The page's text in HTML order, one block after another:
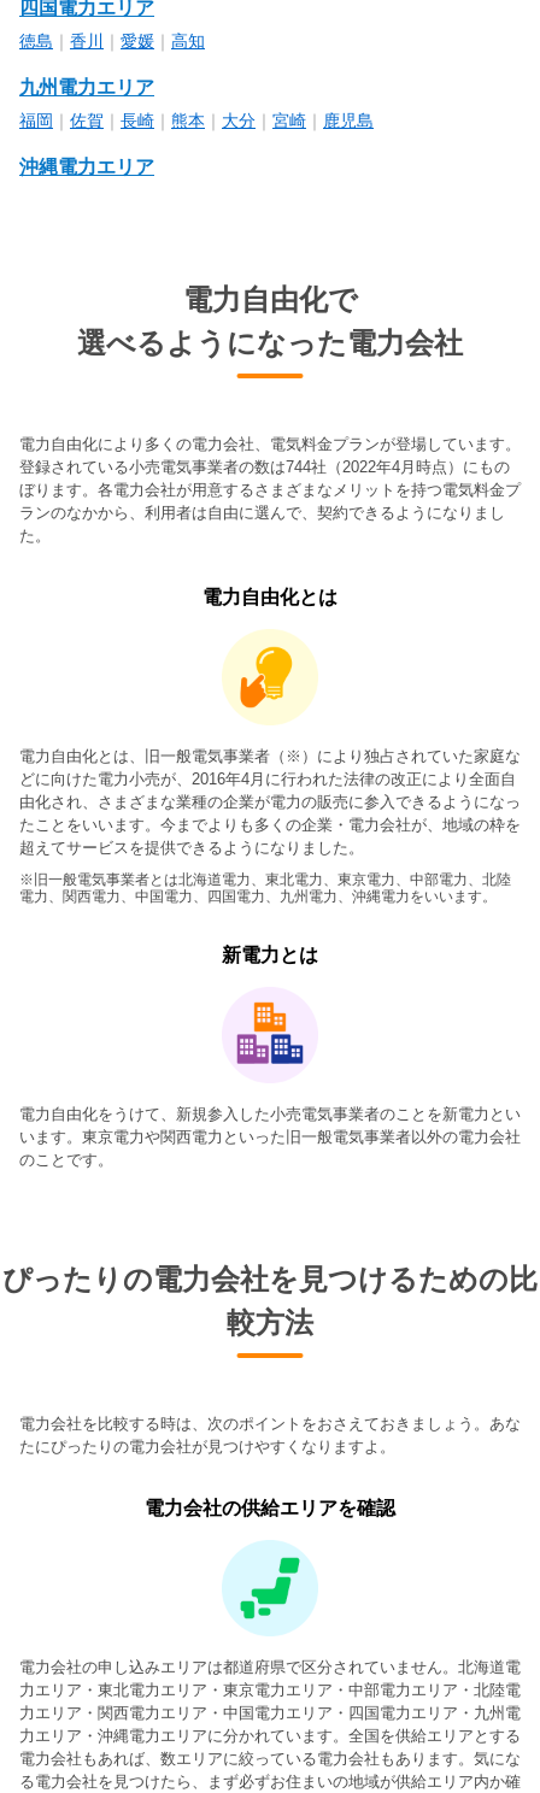
四国電力エリア
徳島 ｜ 香川 ｜ 愛媛 ｜ 高知
九州電力エリア
福岡 ｜ 佐賀 ｜ 長崎 ｜ 熊本 ｜ 大分 ｜ 宮崎 ｜ 鹿児島
沖縄電力エリア
電力自由化で
選べるようになった電力会社
電力自由化により多くの電力会社、電気料金プランが登場しています。
登録されている小売電気事業者の数は744社（2022年4月時点）にもの
ぼります。各電力会社が用意するさまざまなメリットを持つ電気料金プ
ランのなかから、利用者は自由に選んで、契約できるようになりまし
た。
電力自由化とは
電力自由化とは、旧一般電気事業者（※）により独占されていた家庭な
どに向けた電力小売が、2016年4月に行われた法律の改正により全面自
由化され、さまざまな業種の企業が電力の販売に参入できるようになっ
たことをいいます。今までよりも多くの企業・電力会社が、地域の枠を
超えてサービスを提供できるようになりました。
※旧一般電気事業者とは北海道電力、東北電力、東京電力、中部電力、北陸
電力、関西電力、中国電力、四国電力、九州電力、沖縄電力をいいます。
新電力とは
電力自由化をうけて、新規参入した小売電気事業者のことを新電力とい
います。東京電力や関西電力といった旧一般電気事業者以外の電力会社
のことです。
ぴったりの電力会社を見つけるための比
較方法
電力会社を比較する時は、次のポイントをおさえておきましょう。あな
たにぴったりの電力会社が見つけやすくなりますよ。
電力会社の供給エリアを確認
電力会社の申し込みエリアは都道府県で区分されていません。北海道電
力エリア・東北電力エリア・東京電力エリア・中部電力エリア・北陸電
力エリア・関西電力エリア・中国電力エリア・四国電力エリア・九州電
力エリア・沖縄電力エリアに分かれています。全国を供給エリアとする
電力会社もあれば、数エリアに絞っている電力会社もあります。気にな
る電力会社を見つけたら、まず必ずお住まいの地域が供給エリア内か確